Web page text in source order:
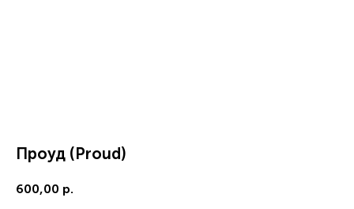
Проуд (Proud)
600,00 р.